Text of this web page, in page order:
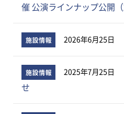
催 公演ラインナップ公開
施設情報 2026年6月25日
施設情報 2025年7月25日
せ